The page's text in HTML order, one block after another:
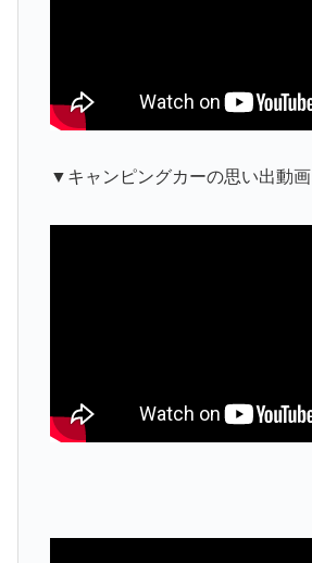
▼キャンピングカーの思い出動画